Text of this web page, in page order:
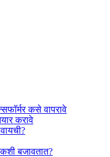
कसे वापरावे
करावे
कशी बजावतात?